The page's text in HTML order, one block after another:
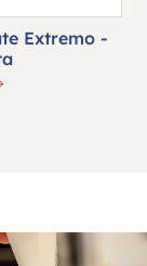
Extremo -